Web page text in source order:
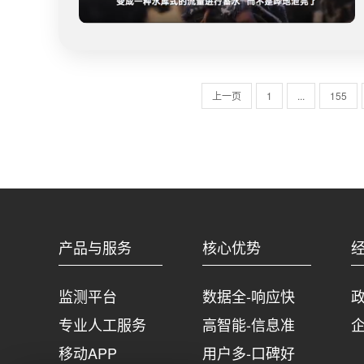
上一页 1 ... 155
产品与服务
监测平台
专业人工服务
移动APP
核心优势
数据全-响应快
高智能-信息准
用户多-口碑好